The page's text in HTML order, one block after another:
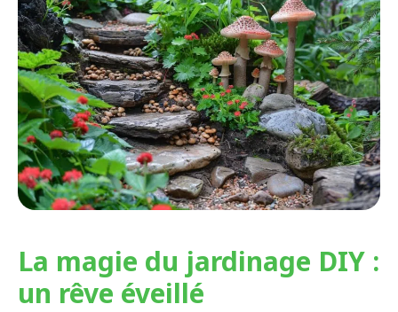
La magie du jardinage DIY :
un rêve éveillé